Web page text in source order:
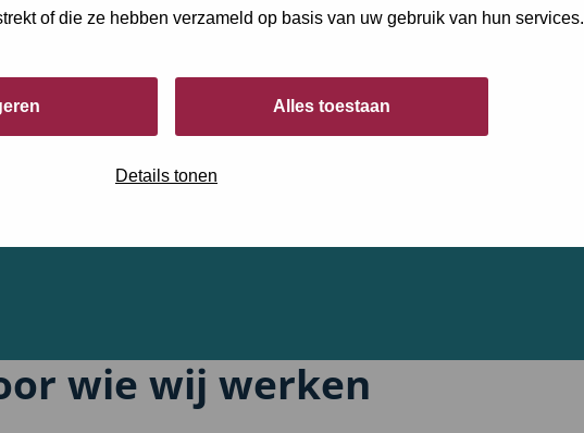
of die ze hebben verzameld op basis van uw gebruik van hun services.
Alles toestaan
Details tonen
wie wij werken